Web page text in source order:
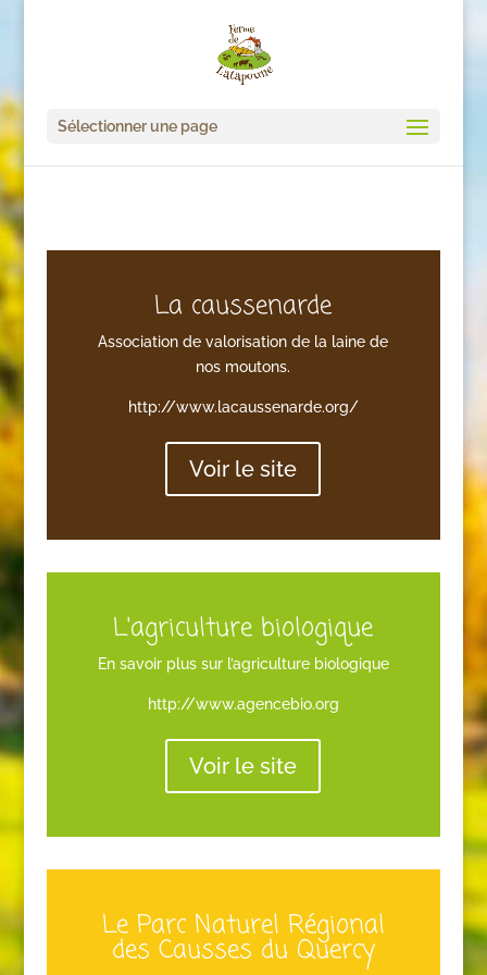
Sélectionner une page
La caussenarde
Association de valorisation de la laine de
nos moutons.
http://www.lacaussenarde.org/
Voir le site
L'agriculture biologique
En savoir plus sur l’agriculture biologique
http://www.agencebio.org
Voir le site
Le Parc Naturel Régional
des Causses du Quercy